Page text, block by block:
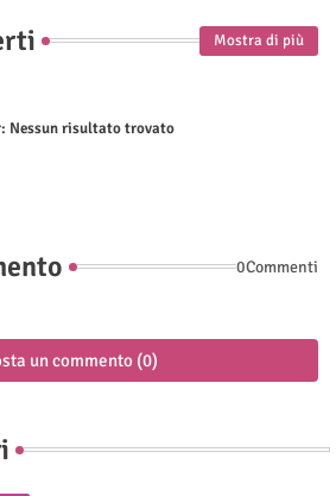
Mostra di più
Nessun risultato trovato
0Commenti
un commento (0)